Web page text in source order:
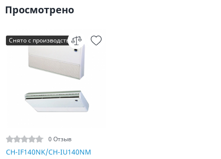
Просмотрено
Снято с производства
0 Отзыв
CH-IF140NK/CH-IU140NM